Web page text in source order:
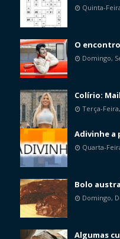
Quinta-
O
Domingo,
Colírio:
Terça-
Adivinhe a
Quarta-
Bolo
Domingo,
Algumas